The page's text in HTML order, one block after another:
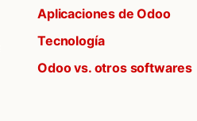
Aplicaciones de Odoo
Tecnología
Odoo vs. otros softwares